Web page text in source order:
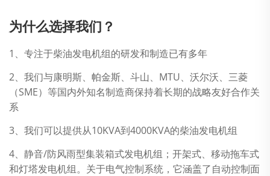
为什么选择我们？
1、专注于柴油发电机组的研发和制造已有多年
2、我们与康明斯、帕金斯、斗山、MTU、沃尔沃、三菱
（SME）等国内外知名制造商保持着长期的战略友好合作关
系
3、我们可以提供从10KVA到4000KVA的柴油发电机组
4、静音/防风雨型集装箱式发电机组；开架式、移动拖车式
和灯塔发电机组。关于电气控制系统，它涵盖了自动控制面